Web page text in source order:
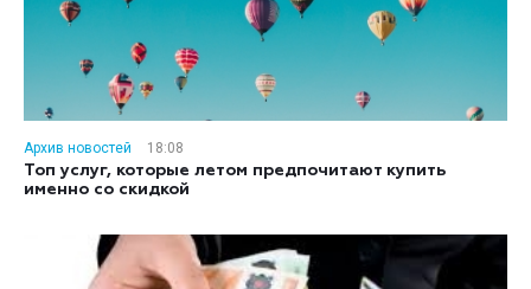
Архив новостей
18:08
Топ услуг, которые летом предпочитают купить
именно со скидкой